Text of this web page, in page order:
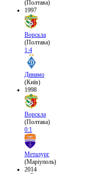
(Полтава)
1997
Ворскла
(Полтава)
1:4
Динамо
(Київ)
1998
Ворскла
(Полтава)
0:1
Металург
(Маріуполь)
2014